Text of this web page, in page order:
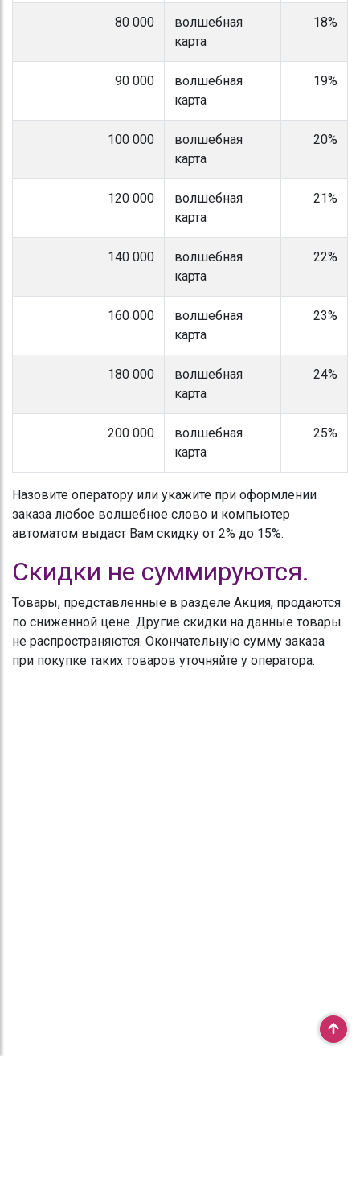
80 000
волшебная
карта
18%
90 000
волшебная
карта
19%
100 000
волшебная
карта
20%
120 000
волшебная
карта
21%
140 000
волшебная
карта
22%
160 000
волшебная
карта
23%
180 000
волшебная
карта
24%
200 000
волшебная
карта
25%
Назовите оператору или укажите при оформлении
заказа любое волшебное слово и компьютер
автоматом выдаст Вам скидку от 2% до 15%.
Скидки не суммируются.
Товары, представленные в разделе Акция, продаются
по сниженной цене. Другие скидки на данные товары
не распространяются. Окончательную сумму заказа
при покупке таких товаров уточняйте у оператора.